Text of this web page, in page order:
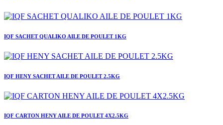
IQF SACHET QUALIKO AILE DE POULET 1KG
IQF HENY SACHET AILE DE POULET 2.5KG
IQF CARTON HENY AILE DE POULET 4X2.5KG